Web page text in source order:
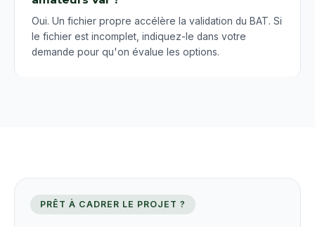
Oui. Un fichier propre accélère la validation du BAT. Si
le fichier est incomplet, indiquez-le dans votre
demande pour qu'on évalue les options.
PRÊT À CADRER LE PROJET ?